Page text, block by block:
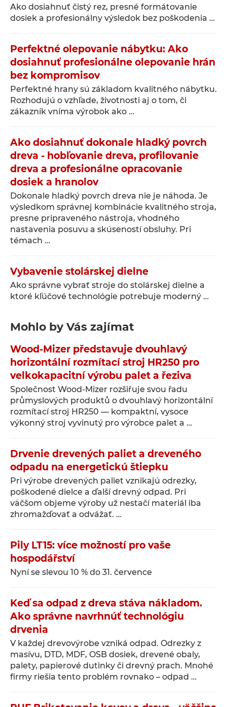
Ako dosiahnuť čistý rez, presné formátovanie
dosiek a profesionálny výsledok bez poškodenia …
Perfektné olepovanie nábytku: Ako
dosiahnuť profesionálne olepovanie hrán
bez kompromisov
Perfektné hrany sú základom kvalitného nábytku.
Rozhodujú o vzhľade, životnosti aj o tom, či
zákazník vníma výrobok ako …
Ako dosiahnuť dokonale hladký povrch
dreva - hobľovanie dreva, profilovanie
dreva a profesionálne opracovanie
dosiek a hranolov
Dokonale hladký povrch dreva nie je náhoda. Je
výsledkom správnej kombinácie kvalitného stroja,
presne pripraveného nástroja, vhodného
nastavenia posuvu a skúseností obsluhy. Pri
témach …
Vybavenie stolárskej dielne
Ako správne vybrať stroje do stolárskej dielne a
ktoré kľúčové technológie potrebuje moderný …
Mohlo by Vás zajímat
Wood-Mizer představuje dvouhlavý
horizontální rozmítací stroj HR250 pro
velkokapacitní výrobu palet a řeziva
Společnost Wood-Mizer rozšiřuje svou řadu
průmyslových produktů o dvouhlavý horizontální
rozmítací stroj HR250 — kompaktní, vysoce
výkonný stroj vyvinutý pro výrobce palet a …
Drvenie drevených paliet a dreveného
odpadu na energetickú štiepku
Pri výrobe drevených paliet vznikajú odrezky,
poškodené dielce a ďalší drevný odpad. Pri
väčšom objeme výroby už nestačí materiál iba
zhromažďovať a odvážať. …
Pily LT15: více možností pro vaše
hospodářství
Nyní se slevou 10 % do 31. července
Keď sa odpad z dreva stáva nákladom.
Ako správne navrhnúť technológiu
drvenia
V každej drevovýrobe vzniká odpad. Odrezky z
masívu, DTD, MDF, OSB dosiek, drevené obaly,
palety, papierové dutinky či drevný prach. Mnohé
firmy riešia tento problém rovnako – odpad …